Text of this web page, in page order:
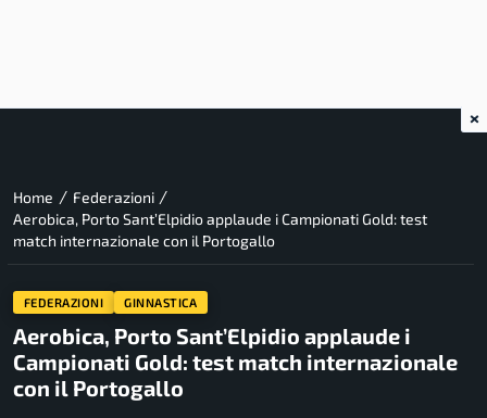
Home / Federazioni /
Aerobica, Porto Sant’Elpidio applaude i Campionati Gold: test
match internazionale con il Portogallo
FEDERAZIONI GINNASTICA
Aerobica, Porto Sant’Elpidio applaude i
Campionati Gold: test match internazionale
con il Portogallo
×